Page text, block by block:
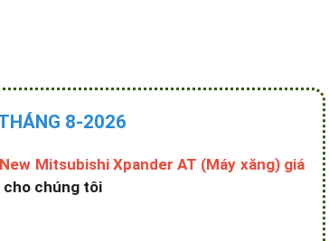
8-2026
New Mitsubishi Xpander AT (Máy xăng) giá
cho chúng tôi